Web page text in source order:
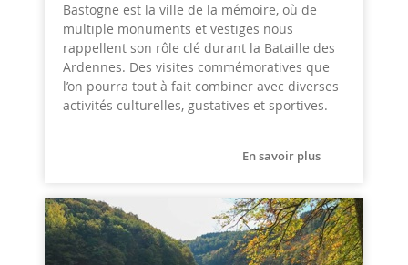
Bastogne est la ville de la mémoire, où de
multiple monuments et vestiges nous
rappellent son rôle clé durant la Bataille des
Ardennes. Des visites commémoratives que
l’on pourra tout à fait combiner avec diverses
activités culturelles, gustatives et sportives.
En savoir plus